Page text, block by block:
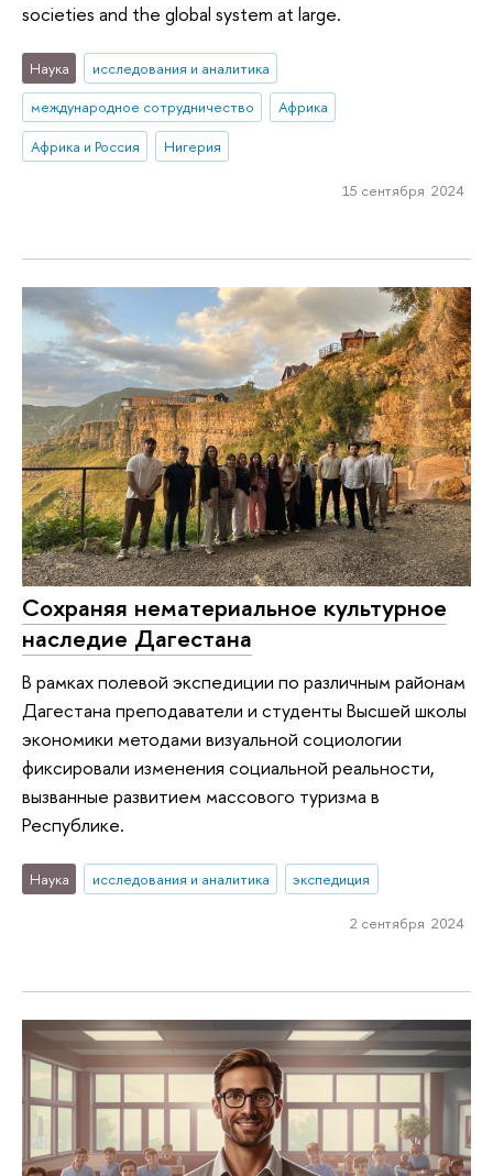
societies and the global system at large.
Наука
исследования и аналитика
международное сотрудничество
Африка
Африка и Россия
Нигерия
15 сентября 2024
Сохраняя нематериальное культурное
наследие Дагестана
В рамках полевой экспедиции по различным районам
Дагестана преподаватели и студенты Высшей школы
экономики методами визуальной социологии
фиксировали изменения социальной реальности,
вызванные развитием массового туризма в
Республике.
Наука исследования и аналитика экспедиция
2 сентября 2024